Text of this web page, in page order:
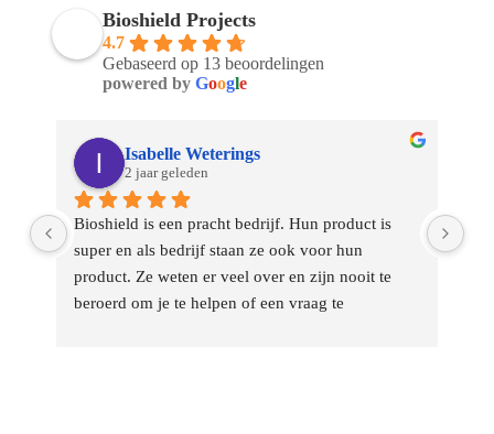
Bioshield Projects
4.7
Gebaseerd op 13 beoordelingen
powered by Google
Isabelle Weterings
2 jaar geleden
Bioshield is een pracht bedrijf. Hun product is
super en als bedrijf staan ze ook voor hun
product. Ze weten er veel over en zijn nooit te
beroerd om je te helpen of een vraag te